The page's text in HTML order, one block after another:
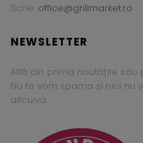
Scrie: office@grillmarket.ro
NEWSLETTER
Află din prima noutățile sau
Nu te vom spama și nici
altcuiva.